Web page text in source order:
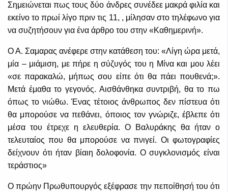
Σημειώνεται πως τους δύο άνδρες συνέδεε μακρά φιλία και
εκείνο το πρωί λίγο πριν τις 11, , μίλησαν στο τηλέφωνο για
να συζητήσουν για ένα άρθρο του στην «Καθημερινή».
Ο Α. Σαμαρας ανέφερε στην κατάθεση του: «Λίγη ώρα μετά,
μία – μιάμιση, με πήρε η σύζυγός του η Μίνα και μου λέει
«σε παρακαλώ, μήπως σου είπε ότι θα πάει πουθενά;».
Μετά έμαθα το γεγονός. Αισθάνθηκα συντριβή, θα το πω
όπως το νιώθω. Ένας τέτοιος άνθρωπος δεν πίστευα ότι
θα μπορούσε να πεθάνει, όποιος τον γνώριζε, έβλεπε ότι
μέσα του έτρεχε η ελευθερία. Ο Βαλυράκης θα ήταν ο
τελευταίος που θα μπορούσε να πνιγεί. Οι φωτογραφίες
δείχνουν ότι ήταν βίαιη δολοφονία. Ο συγκλονισμός είναι
τεράστιος»
Ο πρώην Πρωθυπουργός εξέφρασε την πεποίθησή του ότι